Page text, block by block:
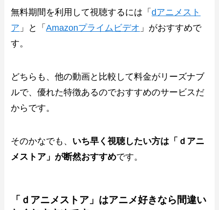
無料期間を利用して視聴するには「dアニメスト
ア 」と「Amazonプライムビデオ 」がおすすめで
す。
どちらも、他の動画と比較して料金がリーズナブ
ルで、優れた特徴あるのでおすすめのサービスだ
からです。
そのかなでも、 いち早く視聴したい方は「ｄアニ
メストア」が断然おすすめです。
「ｄアニメストア」はアニメ好きなら間違い